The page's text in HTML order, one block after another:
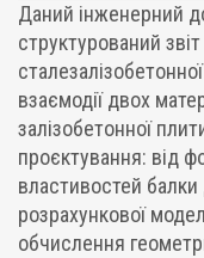
Даний інженерний
структурований
взаємодії двох
залізобетонної
проєктування: від
властивостей
розрахункової
обчислення